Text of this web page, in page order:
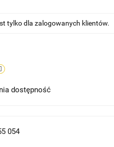
tylko dla zalogowanych klientów.
dostępność
054